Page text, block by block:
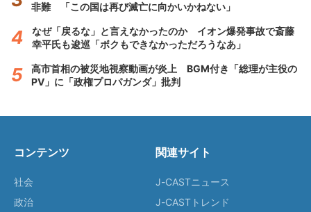
非難 「この国は再び滅亡に向かいかねない」
なぜ「戻るな」と言えなかったのか イオン爆発事故で斎藤
幸平氏も逡巡「ボクもできなかっただろうなあ」
高市首相の被災地視察動画が炎上 BGM付き「総理が主役の
PV」に「政権プロパガンダ」批判
コンテンツ
社会
政治
関連サイト
J-CASTニュース
J-CASTトレンド